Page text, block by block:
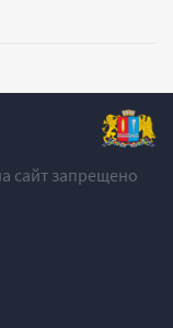
сайт запрещено